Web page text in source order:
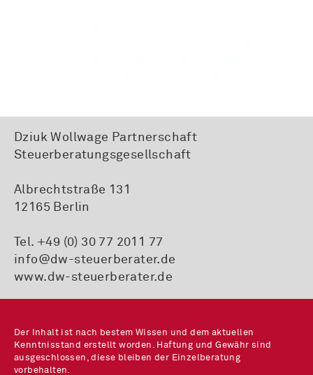
Dziuk Wollwage Partnerschaft
Steuerberatungsgesellschaft
Albrechtstraße 131
12165 Berlin
Tel. +49 (0) 30 77 2011 77
info@dw-steuerberater.de
www.dw-steuerberater.de
Der Inhalt ist nach bestem Wissen und dem aktuellen
Kenntnisstand erstellt worden. Haftung und Gewähr sind
ausgeschlossen, diese bleiben der Einzelberatung
vorbehalten.